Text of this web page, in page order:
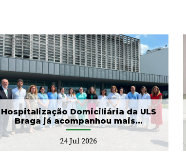
Hospitalização Domiciliária da ULS
Braga já acompanhou mais...
24 Jul 2026
ULS Braga assinalou o Dia
Mundial do Cérebro com
as II Jorna...
22 Jul 2026